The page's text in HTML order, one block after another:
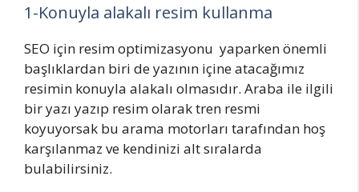
1-Konuyla alakalı resim kullanma
SEO için resim optimizasyonu yaparken önemli
başlıklardan biri de yazının içine atacağımız
resimin konuyla alakalı olmasıdır. Araba ile ilgili
bir yazı yazıp resim olarak tren resmi
koyuyorsak bu arama motorları tarafından hoş
karşılanmaz ve kendinizi alt sıralarda
bulabilirsiniz.